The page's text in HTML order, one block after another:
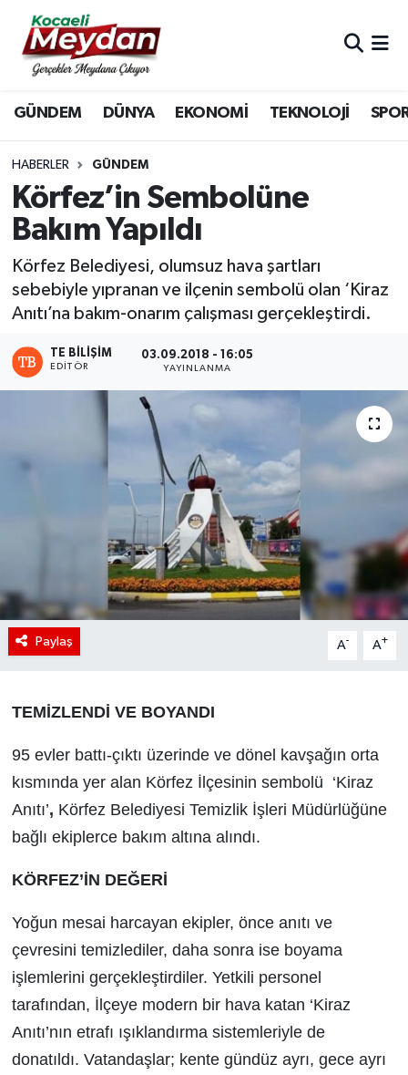
GÜNDEM DÜNYA EKONOMİ TEKNOLOJİ
HABERLER GÜNDEM
Körfez’in Sembolüne
Bakım Yapıldı
Körfez Belediyesi, olumsuz hava şartları
sebebiyle yıpranan ve ilçenin sembolü olan ‘Kiraz
Anıtı’na bakım-onarım çalışması gerçekleştirdi.
TE BILIŞIM
EDITÖR
03.09.2018 - 16:05
YAYINLANMA
Paylaş A- A+
TEMİZLENDİ VE BOYANDI
95 evler battı-çıktı üzerinde ve dönel kavşağın orta
kısmında yer alan Körfez İlçesinin sembolü ‘Kiraz
Anıtı’, Körfez Belediyesi Temizlik İşleri Müdürlüğüne
bağlı ekiplerce bakım altına alındı.
KÖRFEZ’İN DEĞERİ
Yoğun mesai harcayan ekipler, önce anıtı ve
çevresini temizlediler, daha sonra ise boyama
işlemlerini gerçekleştirdiler. Yetkili personel
tarafından, İlçeye modern bir hava katan ‘Kiraz
Anıtı’nın etrafı ışıklandırma sistemleriyle de
donatıldı. Vatandaşlar; kente gündüz ayrı, gece ayrı
Nöbetçi Eczaneler
Hava Durumu
Trafik Durumu
Süper Lig Puan Durumu ve Fikstür
Son Dakika Haberleri
Haber Arşivi